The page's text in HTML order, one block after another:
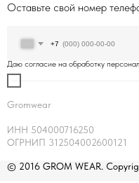
Gromwear
ИНН 504000716250
ОГРНИП 312504002600121
© 2016 GROM WEAR.
Оставьте свой номер
+7
Даю согласие на обработку